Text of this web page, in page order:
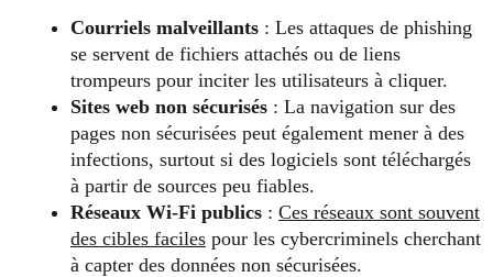
Courriels malveillants : Les attaques de phishing
se servent de fichiers attachés ou de liens
trompeurs pour inciter les utilisateurs à cliquer.
Sites web non sécurisés : La navigation sur des
pages non sécurisées peut également mener à des
infections, surtout si des logiciels sont téléchargés
à partir de sources peu fiables.
Réseaux Wi-Fi publics : Ces réseaux sont souvent
des cibles faciles pour les cybercriminels cherchant
à capter des données non sécurisées.